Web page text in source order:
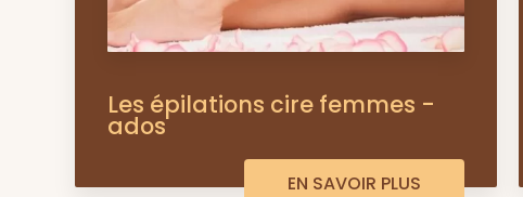
Les épilations cire femmes -
ados
EN SAVOIR PLUS